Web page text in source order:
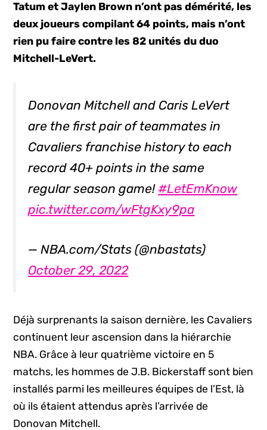
Tatum et Jaylen Brown n’ont pas démérité, les
deux joueurs compilant 64 points, mais n’ont
rien pu faire contre les 82 unités du duo
Mitchell-LeVert.
Donovan Mitchell and Caris LeVert
are the first pair of teammates in
Cavaliers franchise history to each
record 40+ points in the same
regular season game! #LetEmKnow
pic.twitter.com/wFtgKxy9pa
— NBA.com/Stats (@nbastats)
October 29, 2022
Déjà surprenants la saison dernière, les Cavaliers
continuent leur ascension dans la hiérarchie
NBA. Grâce à leur quatrième victoire en 5
matchs, les hommes de J.B. Bickerstaff sont bien
installés parmi les meilleures équipes de l’Est, là
où ils étaient attendus après l’arrivée de
Donovan Mitchell.